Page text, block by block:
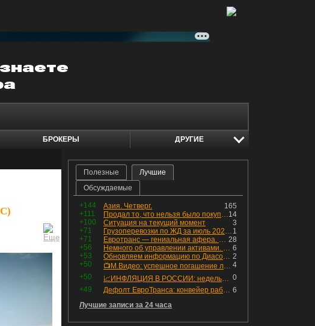
БРОКЕРЫ ДРУГИЕ
Полезные
Лучшие
Обсуждаемые
+144 165
Азия. Четверг.
+111
14
Продал то, что нельзя было покупать. Изменения в портфеле
+100
3
Ситуация на текущий момент
+71
1
Грузоперевозки по ЖД за июль 2026 г. — четвёртый месяц подряд роста, чёрные металлы на уровне прошлого года, а каменный уголь в плюсе.
+71
28
Евротранс — гениальная афера. Собрал с инвесторов денег, выплатил дивидендов больше текущей капитализации и ушёл в дефолт
+56
6
Немного об управлении активами. Для заинтересованных
+53
2
Обновляем информацию по Диасофту: дивиденды и выкуп
+50
4
📺М.Видео: успешное погашение любимого флоатера
+50
0
📈ИНФЛЯЦИЯ В РОССИИ: недельная дефляция, но в годовом выражении рост 😢
+49
6
Дефолт ЕвроТранса: конвейер работает исправно
Лучшие записи за 24 часа